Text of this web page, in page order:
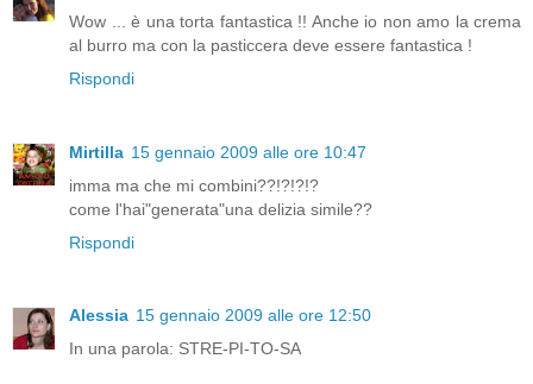
Wow ... è una torta fantastica !! Anche io non amo la crema
al burro ma con la pasticcera deve essere fantastica !
Rispondi
Mirtilla 15 gennaio 2009 alle ore 10:47
imma ma che mi combini??!?!?!?
come l'hai"generata"una delizia simile??
Rispondi
Alessia 15 gennaio 2009 alle ore 12:50
In una parola: STRE-PI-TO-SA